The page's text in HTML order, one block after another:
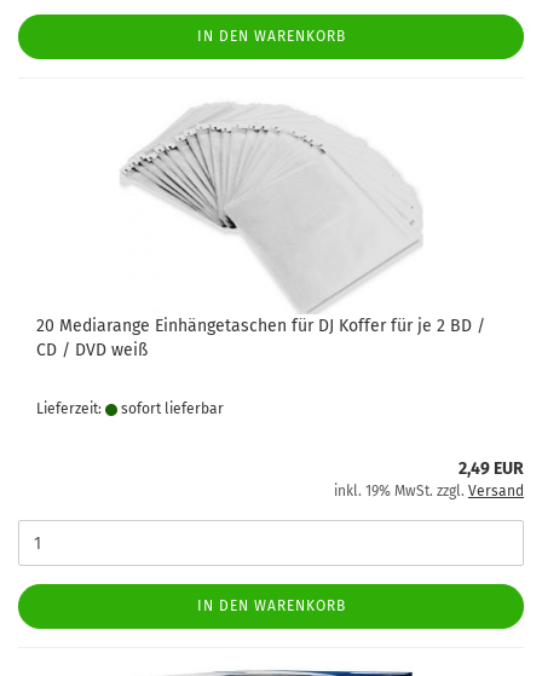
IN DEN WARENKORB
20 Mediarange Einhängetaschen für DJ Koffer für je 2 BD /
CD / DVD weiß
Lieferzeit: sofort lie­fer­bar
2,49 EUR
inkl. 19% MwSt. zzgl. Versand
IN DEN WARENKORB